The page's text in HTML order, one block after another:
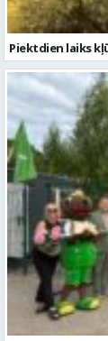
Piektdien laiks